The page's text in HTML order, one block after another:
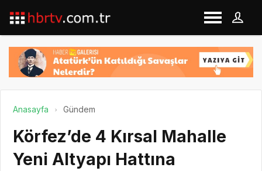
Anasayfa Gündem
Körfez’de 4 Kırsal Mahalle
Yeni Altyapı Hattına